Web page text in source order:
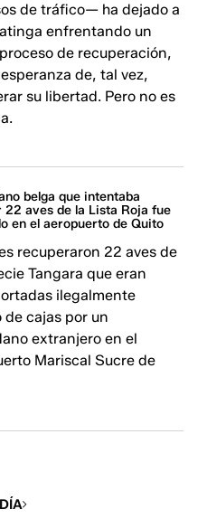
de tráfico— ha dejado a
enfrentando un
de recuperación,
de, tal vez,
su libertad. Pero no es
belga que intentaba
aves de la Lista Roja fue
en el aeropuerto de Quito
recuperaron 22 aves de
Tangara que eran
ilegalmente
de cajas por un
extranjero en el
Mariscal Sucre de